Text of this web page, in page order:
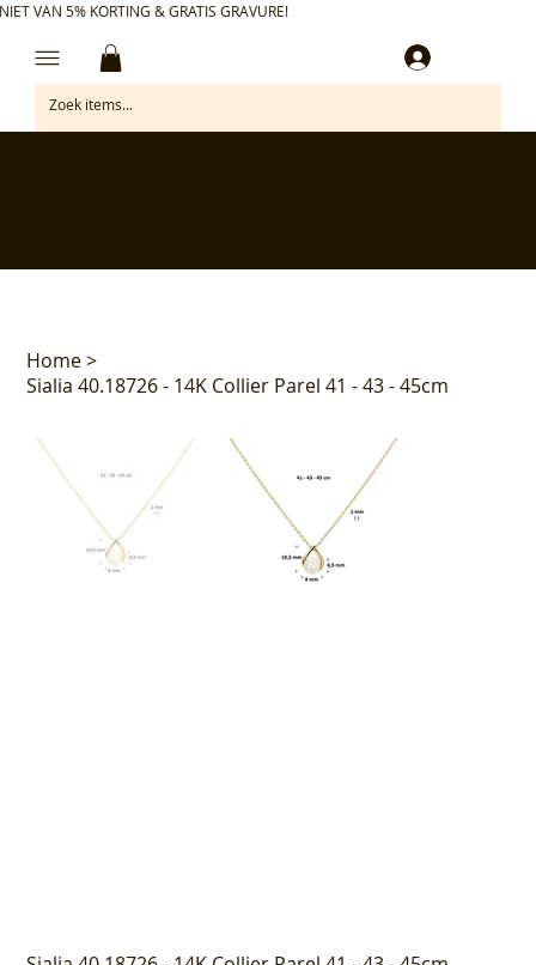
VAN 5% KORTING & GRATIS GRAVURE!
Home>
Sialia 40.18726 - 14K Collier Parel 41 - 43 - 45cm